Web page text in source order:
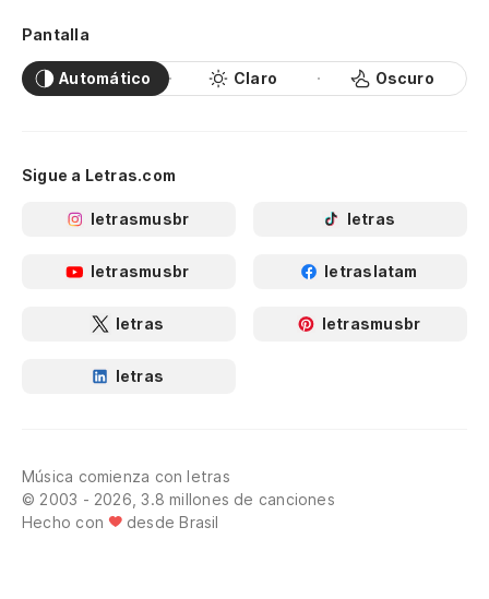
Pantalla
Automático Claro Oscuro
Sigue a Letras.com
letrasmusbr letras
letrasmusbr letraslatam
letras letrasmusbr
letras
Música comienza con letras
© 2003 - 2026, 3.8 millones de canciones
Hecho con
desde Brasil